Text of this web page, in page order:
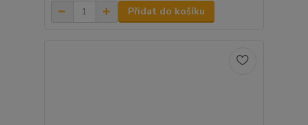
Přidat do košíku